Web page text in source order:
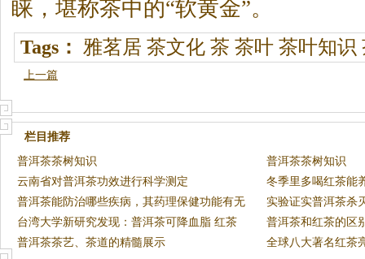
睐，堪称茶中的“软黄金”。
Tags： 雅茗居 茶文化 茶 茶叶 茶叶知识
上一篇
栏目推荐
普洱茶茶树知识
普洱茶茶树知识
云南省对普洱茶功效进行科学测定
冬季里多喝红茶能
普洱茶能防治哪些疾病，其药理保健功能有无
科学依
实验证实普洱茶杀
台湾大学新研究发现：普洱茶可降血脂 红茶
除口臭
普洱茶和红茶的区
普洱茶茶艺、茶道的精髓展示
全球八大著名红茶